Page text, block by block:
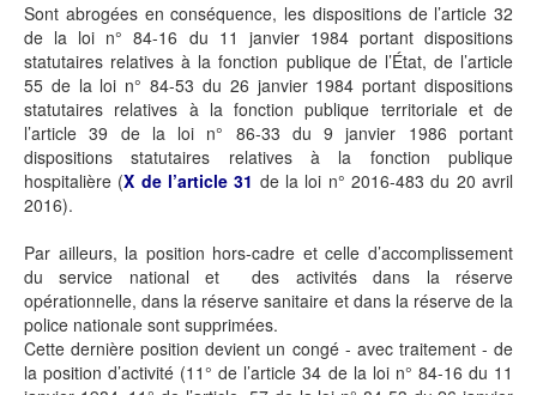
Sont abrogées en conséquence, les dispositions de l’article 32
de la loi n° 84-16 du 11 janvier 1984 portant dispositions
statutaires relatives à la fonction publique de l’État, de l’article
55 de la loi n° 84-53 du 26 janvier 1984 portant dispositions
statutaires relatives à la fonction publique territoriale et de
l’article 39 de la loi n° 86-33 du 9 janvier 1986 portant
dispositions statutaires relatives à la fonction publique
hospitalière (X de l’article 31 de la loi n° 2016-483 du 20 avril
2016).
Par ailleurs, la position hors-cadre et celle d’accomplissement
du service national et des activités dans la réserve
opérationnelle, dans la réserve sanitaire et dans la réserve de la
police nationale sont supprimées.
Cette dernière position devient un congé - avec traitement - de
la position d’activité (11° de l’article 34 de la loi n° 84-16 du 11